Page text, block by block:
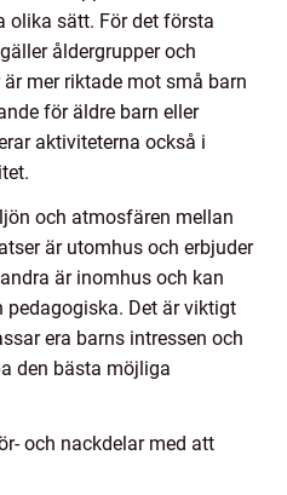
olika sätt. För det första
åldergrupper och
mer riktade mot små barn
för äldre barn eller
aktiviteterna också i
och atmosfären mellan
är utomhus och erbjuder
är inomhus och kan
pedagogiska. Det är viktigt
era barns intressen och
den bästa möjliga
och nackdelar med att